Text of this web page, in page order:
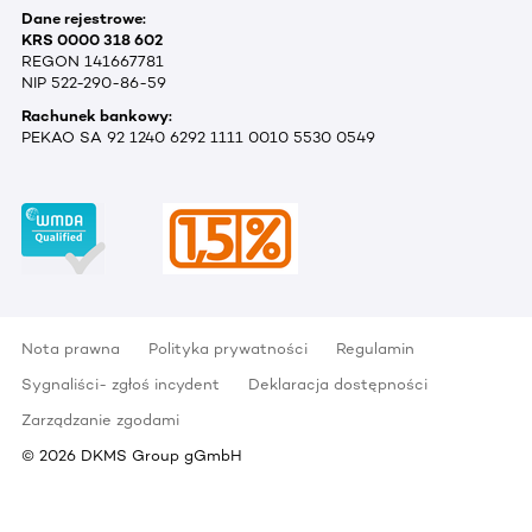
Dane rejestrowe:
KRS 0000 318 602
REGON 141667781
NIP 522-290-86-59
Rachunek bankowy:
PEKAO SA 92 1240 6292 1111 0010 5530 0549
Nota prawna Polityka prywatności
Regulamin
Sygnaliści- zgłoś incydent
Deklaracja dostępności
Zarządzanie zgodami
© 2026 DKMS Group gGmbH